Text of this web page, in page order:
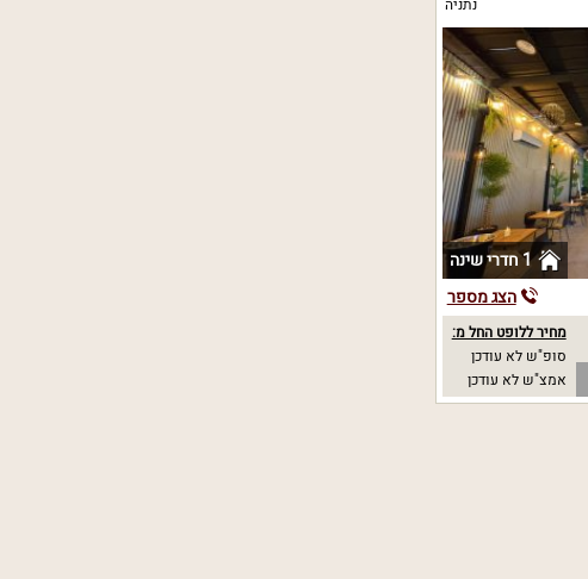
נתניה
1 חדרי שינה
הצג מספר
מחיר ללופט החל מ:
סופ"ש לא עודכן
אמצ"ש לא עודכן